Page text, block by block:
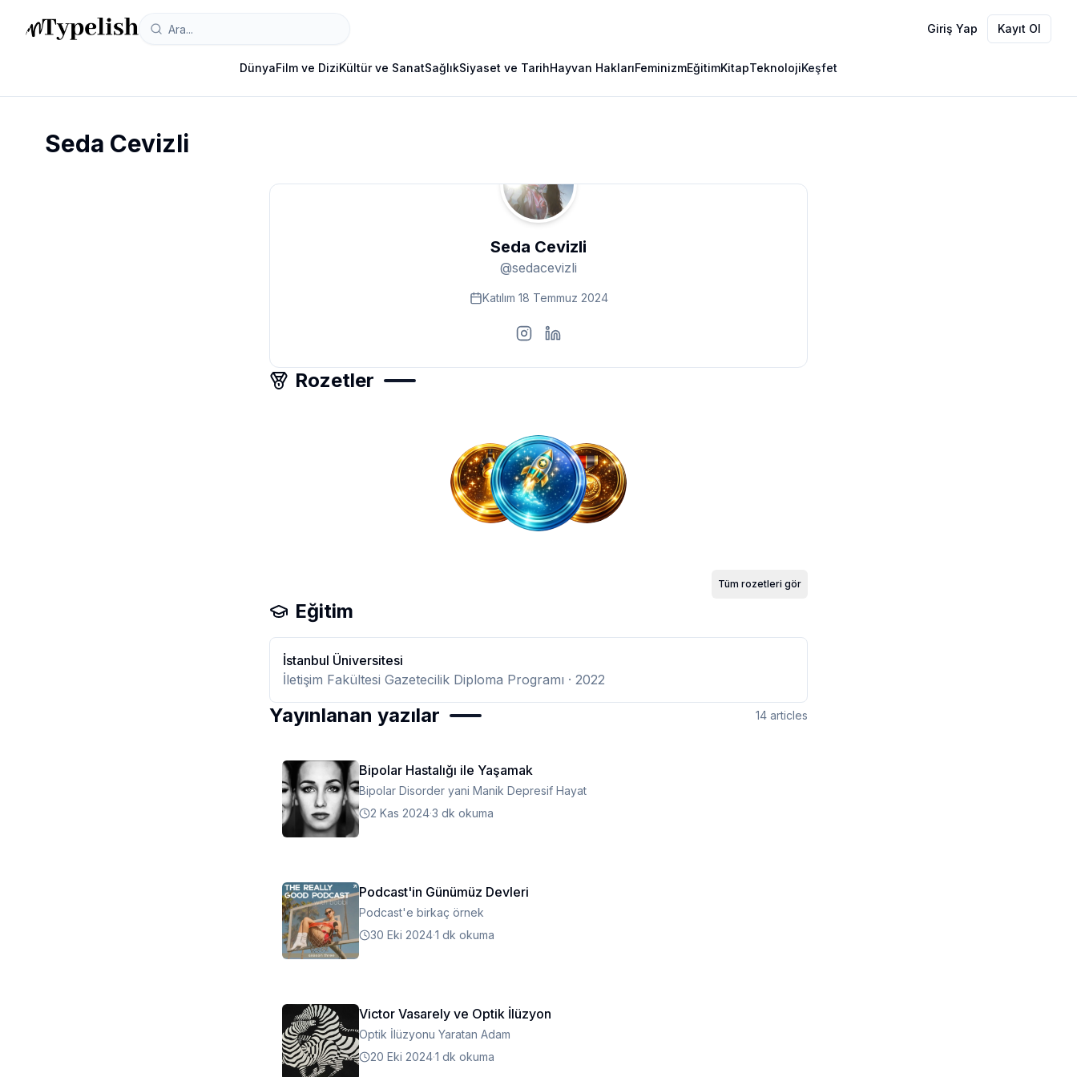
Giriş Yap Kayıt Ol
DünyaFilm ve DiziKültür ve SanatSağlıkSiyaset ve TarihHayvan HaklarıFeminizmEğitimKitapTeknolojiKeşfet
Seda Cevizli
Seda Cevizli
@sedacevizli
Katılım 18 Temmuz 2024
Rozetler
Tüm rozetleri gör
Eğitim
İstanbul Üniversitesi
İletişim Fakültesi Gazetecilik Diploma Programı · 2022
Yayınlanan yazılar 14 articles
Bipolar Hastalığı ile Yaşamak
Bipolar Disorder yani Manik Depresif Hayat
2 Kas 2024·3 dk okuma
Podcast'in Günümüz Devleri
Podcast'e birkaç örnek
30 Eki 2024·1 dk okuma
Victor Vasarely ve Optik İlüzyon
Optik İlüzyonu Yaratan Adam
20 Eki 2024·1 dk okuma